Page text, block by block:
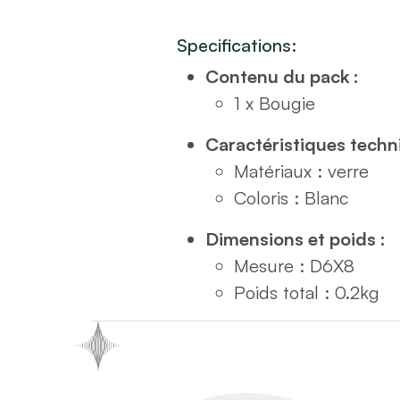
Specifications:
Contenu du pack :
1 x Bougie
Caractéristiques
Matériaux : verre
Coloris : Blanc
Dimensions et poids :
Mesure : D6X8
Poids total : 0.2kg